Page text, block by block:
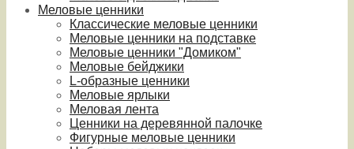
Меловые ценники
Классические меловые ценники
Меловые ценники на подставке
Меловые ценники "Домиком"
Меловые бейджики
L-образные ценники
Меловые ярлыки
Меловая лента
Ценники на деревянной палочке
Фигурные меловые ценники